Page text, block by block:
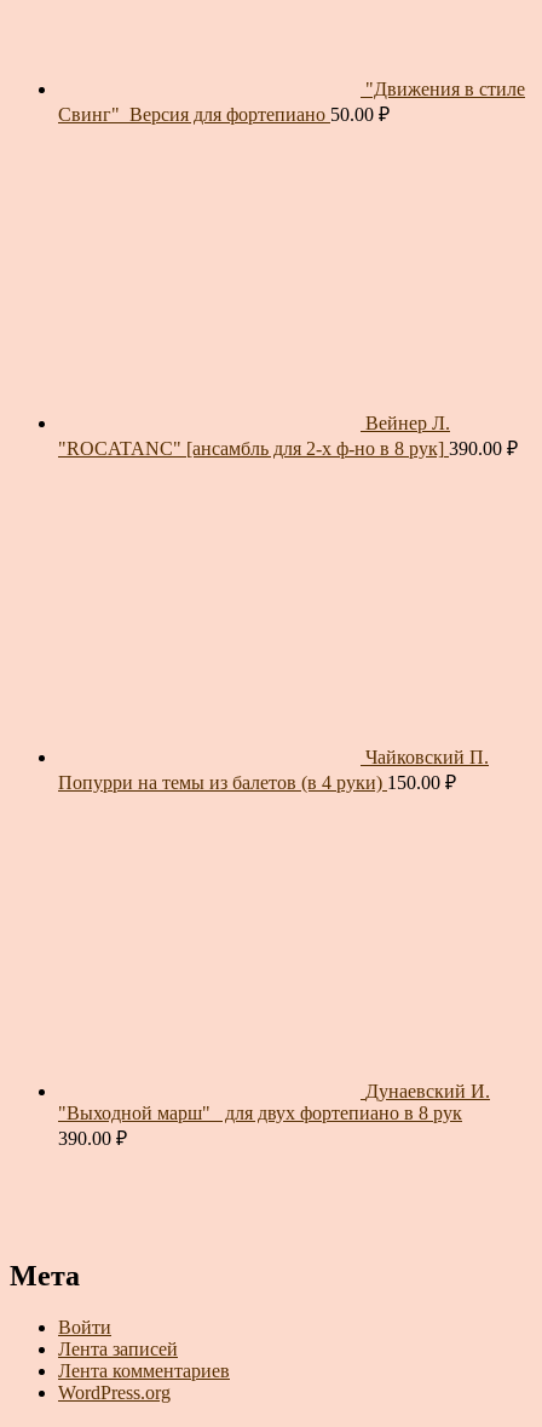
"Движения в стиле
Свинг"_Версия для фортепиано 50.00 ₽
Вейнер Л.
"ROCATANC" [ансамбль для 2-х ф-но в 8 рук] 390.00 ₽
Чайковский П.
Попурри на темы из балетов (в 4 руки) 150.00 ₽
Дунаевский И.
"Выходной марш"_ для двух фортепиано в 8 рук
390.00 ₽
Мета
Войти
Лента записей
Лента комментариев
WordPress.org